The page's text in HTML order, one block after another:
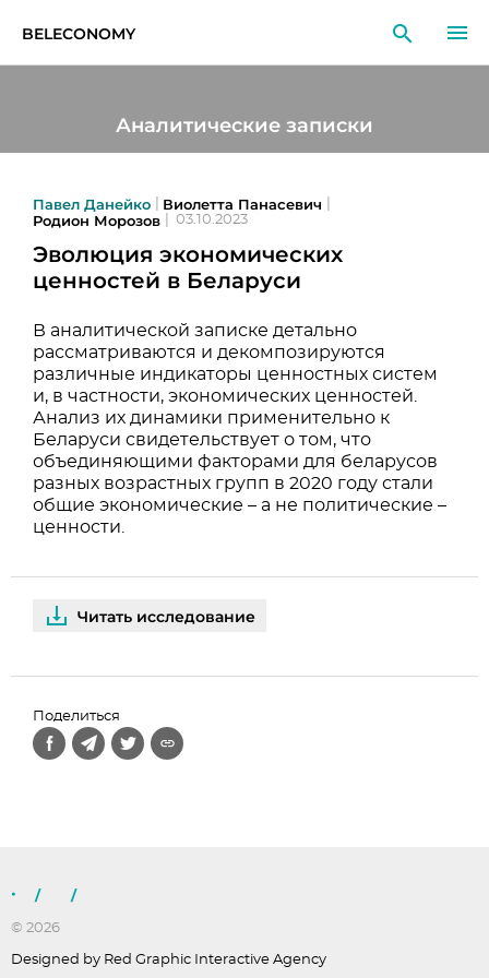
BELECONOMY
ИССЛЕДОВАНИЯ
ОБРАЗОВАНИЕ
Аналитические записки
Павел Данейко Виолетта Панасевич
Родион Морозов 03.10.2023
Эволюция экономических
ценностей в Беларуси
В аналитической записке детально
рассматриваются и декомпозируются
различные индикаторы ценностных систем
и, в частности, экономических ценностей.
Анализ их динамики применительно к
Беларуси свидетельствует о том, что
объединяющими факторами для беларусов
разных возрастных групп в 2020 году стали
общие экономические – а не политические –
ценности.
Читать исследование
Поделиться
/ /
© 2026
Designed by Red Graphic Interactive Agency